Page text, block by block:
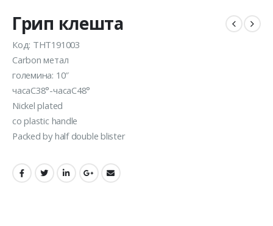
Грип клешта
Код: THT191003
Carbon метал
големина: 10″
часаC38°-часаC48°
Nickel plated
со plastic handle
Packed by half double blister